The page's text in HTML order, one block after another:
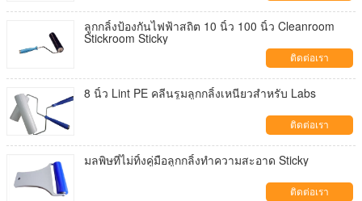
ลูกกลิ้งป้องกันไฟฟ้าสถิต 10 นิ้ว 100 นิ้ว Cleanroom
Stickroom Sticky
ติดต่อเรา
8 นิ้ว Lint PE คลีนรูมลูกกลิ้งเหนียวสำหรับ Labs
ติดต่อเรา
มลพิษที่ไม่ทิ้งคู่มือลูกกลิ้งทำความสะอาด Sticky
ติดต่อเรา